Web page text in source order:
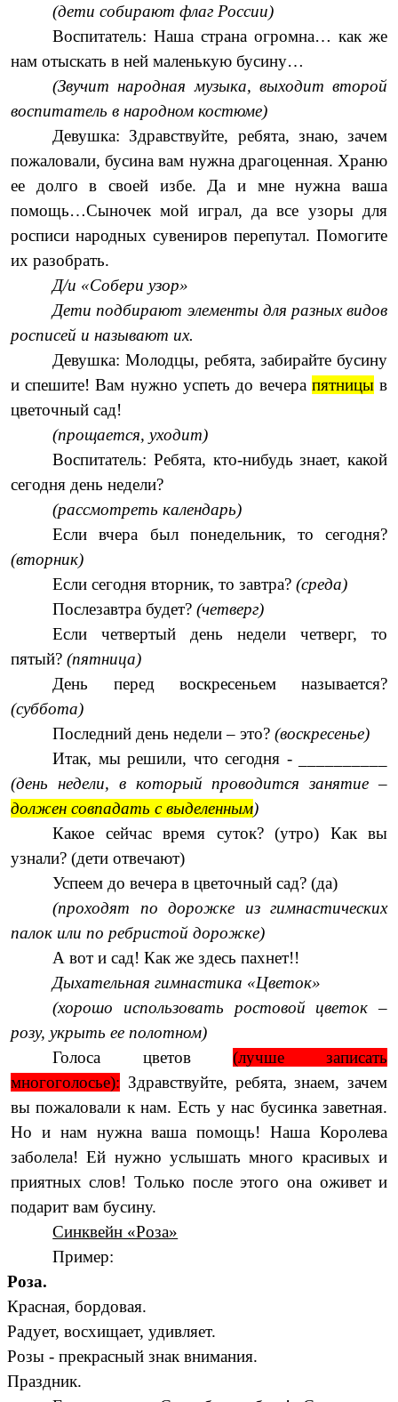
(дети собирают флаг России)
Воспитатель: Наша страна огромна… как же
нам отыскать в ней маленькую бусину…
(Звучит народная музыка, выходит второй
воспитатель в народном костюме)
Девушка: Здравствуйте, ребята, знаю, зачем
пожаловали, бусина вам нужна драгоценная. Храню
ее долго в своей избе. Да и мне нужна ваша
помощь…Сыночек мой играл, да все узоры для
росписи народных сувениров перепутал. Помогите
их разобрать.
Д/и «Собери узор»
Дети подбирают элементы для разных видов
росписей и называют их.
Девушка: Молодцы, ребята, забирайте бусину
и спешите! Вам нужно успеть до вечера пятницыв
цветочный сад!
(прощается, уходит)
Воспитатель: Ребята, кто-нибудь знает, какой
сегодня день недели?
(рассмотреть календарь)
Если вчера был понедельник, то сегодня?
(вторник)
Если сегодня вторник, то завтра?(среда)
Послезавтра будет?(четверг)
Если четвертый день недели четверг, то
пятый? (пятница)
День перед воскресеньем называется?
(суббота)
Последний день недели – это?(воскресенье)
Итак, мы решили, что сегодня - __________
(день недели, в который проводится занятие –
должен совпадать с выделенным)
Какое сейчас время суток? (утро) Как вы
узнали? (дети отвечают)
Успеем до вечера в цветочный сад? (да)
(проходят по дорожке из гимнастических
палок или по ребристой дорожке)
А вот и сад! Как же здесь пахнет!!
Дыхательная гимнастика «Цветок»
(хорошо использовать ростовой цветок –
розу, укрыть ее полотном)
Голоса цветов (лучше записать
многоголосье): Здравствуйте, ребята, знаем, зачем
вы пожаловали к нам. Есть у нас бусинка заветная.
Но и нам нужна ваша помощь! Наша Королева
заболела! Ей нужно услышать много красивых и
приятных слов! Только после этого она оживет и
подарит вам бусину.
Синквейн «Роза»
Пример:
Роза.
Красная, бордовая.
Радует, восхищает, удивляет.
Розы - прекрасный знак внимания.
Праздник.